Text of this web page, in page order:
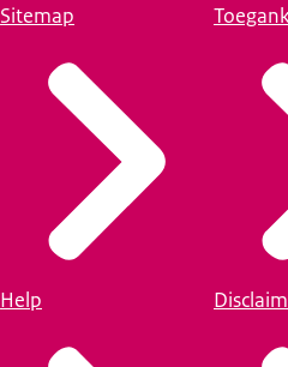
Sitemap
Help